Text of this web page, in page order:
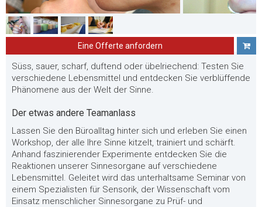
Eine Offerte anfordern
Süss, sauer, scharf, duftend oder übelriechend: Testen Sie
verschiedene Lebensmittel und entdecken Sie verblüffende
Phänomene aus der Welt der Sinne.
Der etwas andere Teamanlass
Lassen Sie den Büroalltag hinter sich und erleben Sie einen
Workshop, der alle Ihre Sinne kitzelt, trainiert und schärft.
Anhand faszinierender Experimente entdecken Sie die
Reaktionen unserer Sinnesorgane auf verschiedene
Lebensmittel. Geleitet wird das unterhaltsame Seminar von
einem Spezialisten für Sensorik, der Wissenschaft vom
Einsatz menschlicher Sinnesorgane zu Prüf- und